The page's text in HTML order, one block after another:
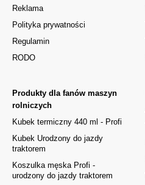
Reklama
Polityka prywatności
Regulamin
RODO
Produkty dla fanów maszyn
rolniczych
Kubek termiczny 440 ml - Profi
Kubek Urodzony do jazdy
traktorem
Koszulka męska Profi -
urodzony do jazdy traktorem